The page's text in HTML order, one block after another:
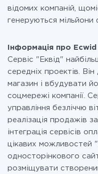
відомих компаній,
генеруються мільйони
Інформація про Ecwid
Сервіс "Еквід"
середніх проектів.
магазин і вбудувати
соцмережі компанії.
управління безліччю
реалізація продажів
інтеграція сервісів
цікавих можливостей
односторінкового
розміщувати